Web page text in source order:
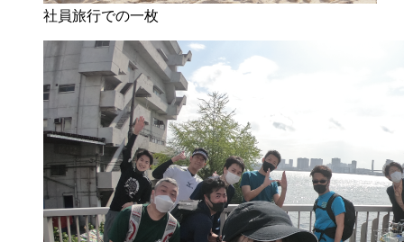
社員旅行での一枚